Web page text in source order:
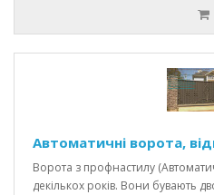
Автоматичні ворота,
Ворота з профнастилу
декількох років. Вони бувають